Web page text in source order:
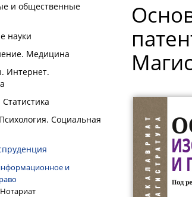
и общественные
науки
Медицина
Интернет.
Социальная
и